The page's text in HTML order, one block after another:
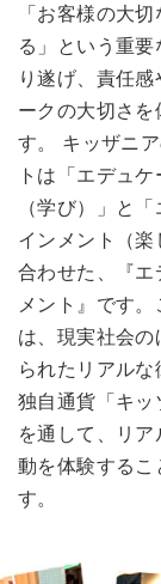
「お客様の大
る」という重要
り遂げ、責任感
ークの大切さを
す。 キッザニ
トは「エデュ
（学び）」と
インメント（楽
合わせた、『エ
メント』です。
は、現実社会の
られたリアルな
独自通貨「キッ
を通して、リア
動を体験するこ
す。